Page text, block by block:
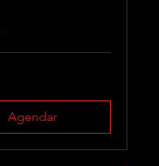
Agendar